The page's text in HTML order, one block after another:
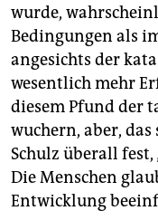
wurde,
Bedingungen als
angesichts der
wesentlich mehr
diesem Pfund der
wuchern, aber,
Schulz überall
Die Menschen
Entwicklung